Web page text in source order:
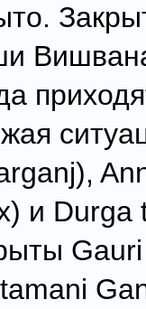
и Durga